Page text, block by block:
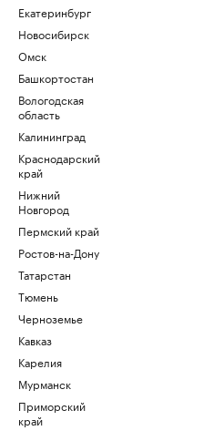
Екатеринбург
Новосибирск
Омск
Башкортостан
Вологодская
область
Калининград
Краснодарский
край
Нижний
Новгород
Пермский край
Ростов-на-Дону
Татарстан
Тюмень
Черноземье
Кавказ
Карелия
Мурманск
Приморский
край